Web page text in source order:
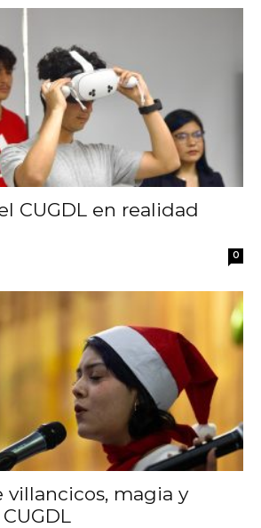
CUGDL en realidad
0
villancicos, magia y